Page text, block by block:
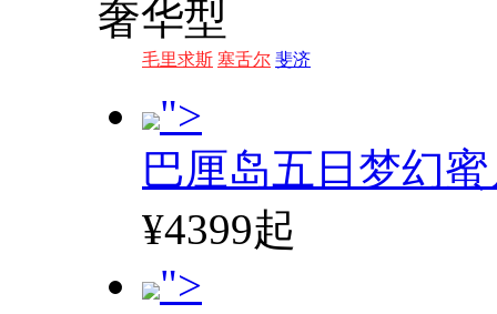
奢华型
毛里求斯 塞舌尔 斐济
">
巴厘岛五日梦幻
¥4399起
">